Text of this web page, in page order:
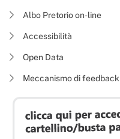
Albo Pretorio on-line
Accessibilità
Open Data
Meccanismo di feedback